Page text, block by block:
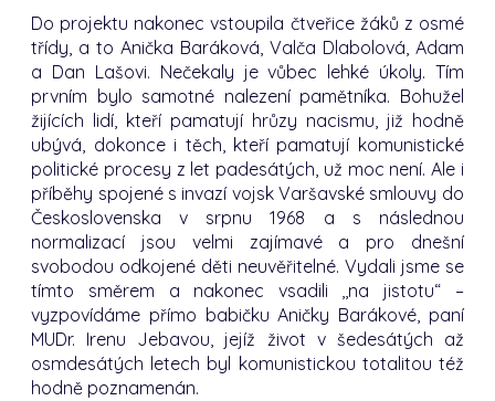
Do projektu nakonec vstoupila čtveřice žáků z osmé
třídy, a to Anička Baráková, Valča Dlabolová, Adam
a Dan Lašovi. Nečekaly je vůbec lehké úkoly. Tím
prvním bylo samotné nalezení pamětníka. Bohužel
žijících lidí, kteří pamatují hrůzy nacismu, již hodně
ubývá, dokonce i těch, kteří pamatují komunistické
politické procesy z let padesátých, už moc není. Ale i
příběhy spojené s invazí vojsk Varšavské smlouvy do
Československa v srpnu 1968 a s následnou
normalizací jsou velmi zajímavé a pro dnešní
svobodou odkojené děti neuvěřitelné. Vydali jsme se
tímto směrem a nakonec vsadili ,,na jistotu“ –
vyzpovídáme přímo babičku Aničky Barákové, paní
MUDr. Irenu Jebavou, jejíž život v šedesátých až
osmdesátých letech byl komunistickou totalitou též
hodně poznamenán.